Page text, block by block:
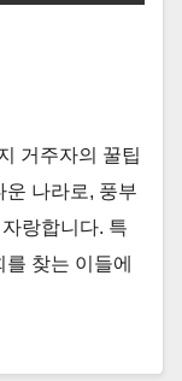
거주자의 꿀팁
운 나라로, 풍부
랑합니다. 특
찾는 이들에